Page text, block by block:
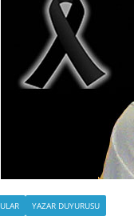
YAZAR DUYURUSU